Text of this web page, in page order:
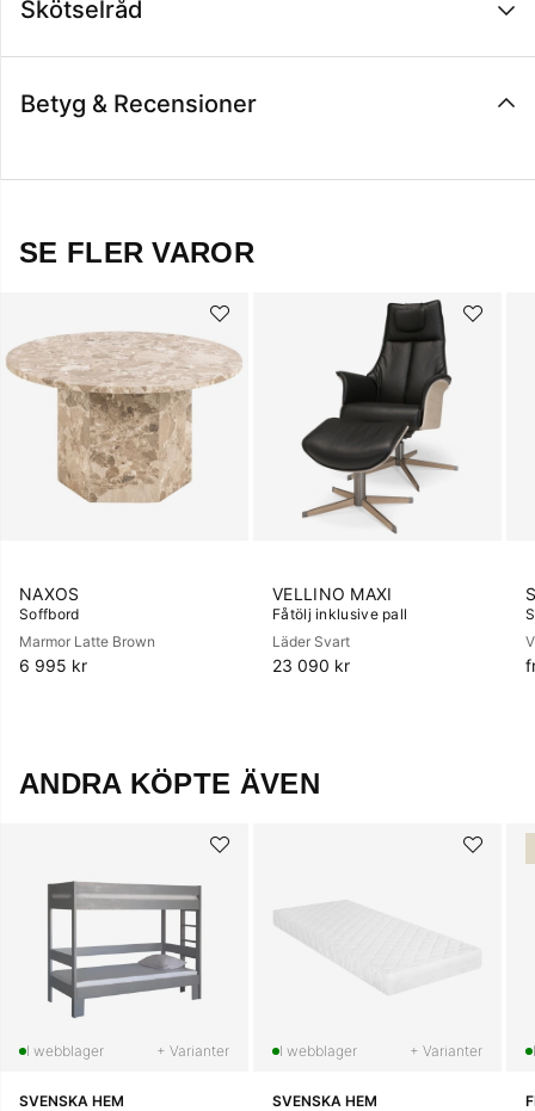
Skötselråd
Betyg & Recensioner
SE FLER VAROR
NAXOS
Soffbord
Marmor Latte Brown
6 995 kr
VELLINO MAXI
Fåtölj inklusive pall
Läder Svart
23 090 kr
ANDRA KÖPTE ÄVEN
+ Varianter
SVENSKA HEM
+ Varianter
SVENSKA HEM